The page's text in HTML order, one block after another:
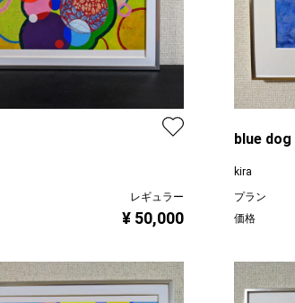
レギュラー
¥ 50,000
blue dog
kira
プラン
価格